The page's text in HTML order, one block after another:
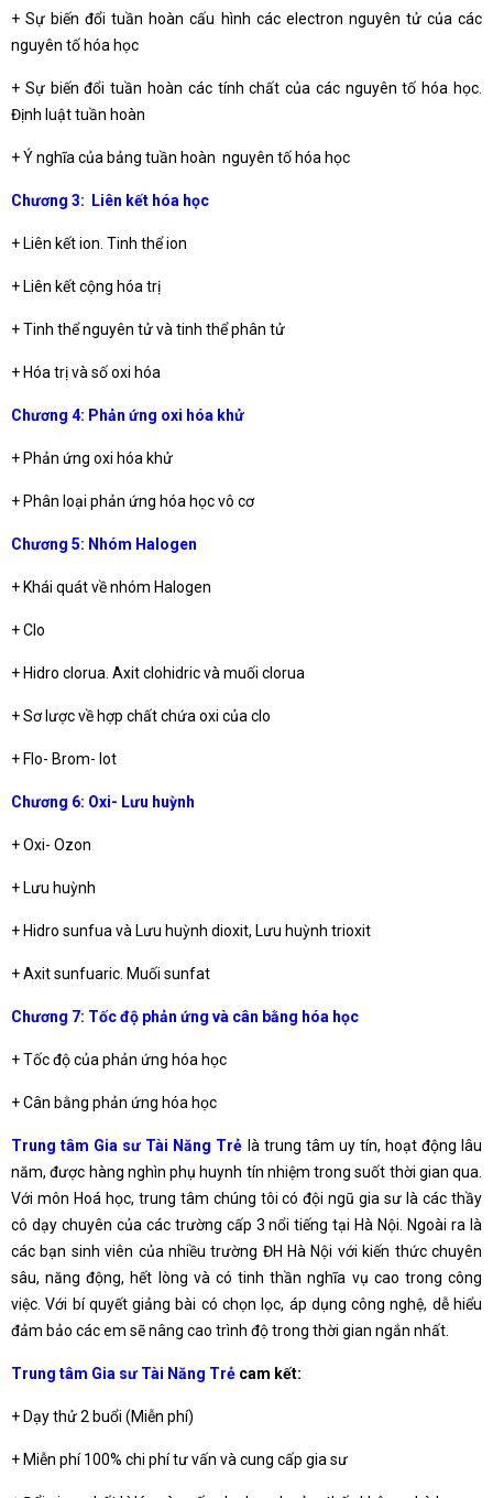
+ Sự biến đổi tuần hoàn cấu hình các electron nguyên tử của các
nguyên tố hóa học
+ Sự biến đổi tuần hoàn các tính chất của các nguyên tố hóa học.
Định luật tuần hoàn
+ Ý nghĩa của bảng tuần hoàn nguyên tố hóa học
Chương 3: Liên kết hóa học
+ Liên kết ion. Tinh thể ion
+ Liên kết cộng hóa trị
+ Tinh thể nguyên tử và tinh thể phân tử
+ Hóa trị và số oxi hóa
Chương 4: Phản ứng oxi hóa khử
+ Phản ứng oxi hóa khử
+ Phân loại phản ứng hóa học vô cơ
Chương 5: Nhóm Halogen
+ Khái quát về nhóm Halogen
+ Clo
+ Hidro clorua. Axit clohidric và muối clorua
+ Sơ lược về hợp chất chứa oxi của clo
+ Flo- Brom- Iot
Chương 6: Oxi- Lưu huỳnh
+ Oxi- Ozon
+ Lưu huỳnh
+ Hidro sunfua và Lưu huỳnh dioxit, Lưu huỳnh trioxit
+ Axit sunfuaric. Muối sunfat
Chương 7: Tốc độ phản ứng và cân bằng hóa học
+ Tốc độ của phản ứng hóa học
+ Cân bằng phản ứng hóa học
Trung tâm Gia sư Tài Năng Trẻ là trung tâm uy tín, hoạt động lâu
năm, được hàng nghìn phụ huynh tín nhiệm trong suốt thời gian qua.
Với môn Hoá học, trung tâm chúng tôi có đội ngũ gia sư là các thầy
cô dạy chuyên của các trường cấp 3 nổi tiếng tại Hà Nội. Ngoài ra là
các bạn sinh viên của nhiều trường ĐH Hà Nội với kiến thức chuyên
sâu, năng động, hết lòng và có tinh thần nghĩa vụ cao trong công
việc. Với bí quyết giảng bài có chọn lọc, áp dụng công nghệ, dễ hiểu
đảm bảo các em sẽ nâng cao trình độ trong thời gian ngắn nhất.
Trung tâm Gia sư Tài Năng Trẻ cam kết:
+ Dạy thử 2 buổi (Miễn phí)
+ Miễn phí 100% chi phí tư vấn và cung cấp gia sư